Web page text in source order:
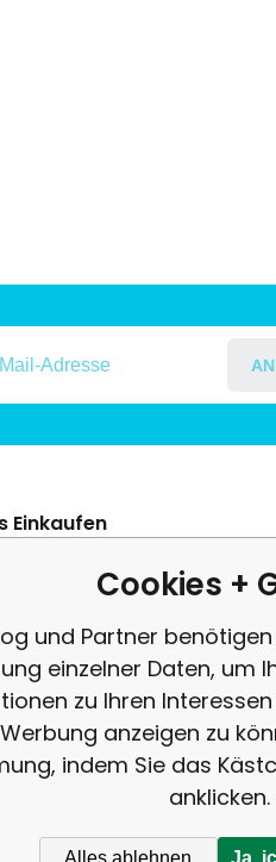
Einkaufen
védelme
Cookies +
und Partner
einzelner Daten, um
zu Ihren
anzeigen zu
indem Sie das
anklicken.
Alles ablehnen Ja,